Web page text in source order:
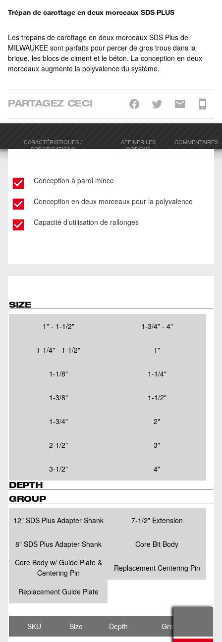
Trépan de carottage en deux morceaux SDS PLUS
Les trépans de carottage en deux morceaux SDS Plus de
MILWAUKEE sont parfaits pour percer de gros trous dans la
brique, les blocs de ciment et le béton. La conception en deux
morceaux augmente la polyvalence du système.
PARTAGEZ CECI
CARACTÉRISTIQUES /
SPÉCIFICATIONS
AFFINER LES
OPTIONS
COMMENTAIRES
Conception à paroi mince
Conception en deux morceaux pour la polyvalence
Capacité d’utilisation de rallonges
SIZE
1" - 1-1/2" 1-3/4" - 4"
1-1/4" - 1-1/2" 1"
1-1/8" 1-1/4"
1-3/8" 1-1/2"
1-3/4" 2"
2-1/2" 3"
3-1/2" 4"
DEPTH
GROUP
12" SDS Plus Adapter Shank 7-1/2" Extension
8" SDS Plus Adapter Shank
Core Bit Body
Core Body w/ Guide Plate &
Centering Pin
Replacement Centering Pin
Replacement Guide Plate
SKU Size Depth Group